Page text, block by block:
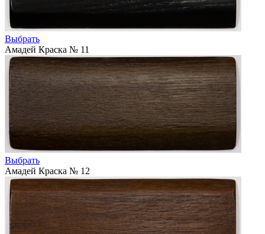
Выбрать
Амадей Краска № 11
Выбрать
Амадей Краска № 12